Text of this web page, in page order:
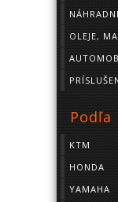
OLEJE,
KTM
HONDA
YAMAHA